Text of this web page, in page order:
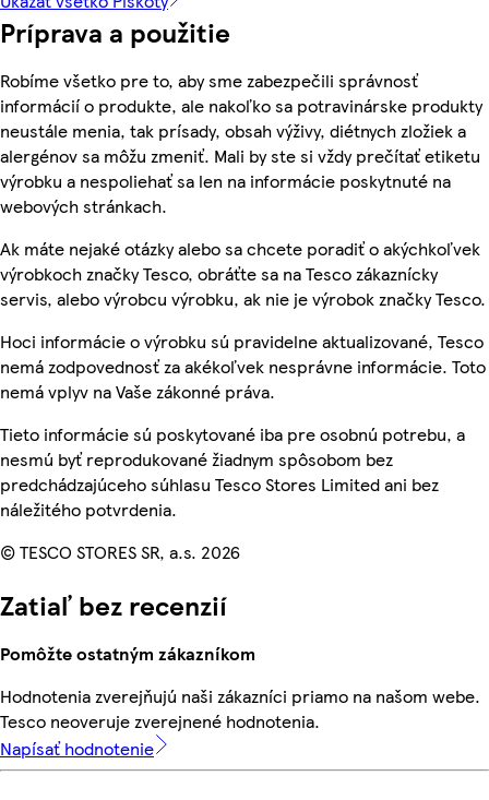
Príprava a použitie
Robíme všetko pre to, aby sme zabezpečili správnosť
informácií o produkte, ale nakoľko sa potravinárske produkty
neustále menia, tak prísady, obsah výživy, diétnych zložiek a
alergénov sa môžu zmeniť. Mali by ste si vždy prečítať etiketu
výrobku a nespoliehať sa len na informácie poskytnuté na
webových stránkach.
Ak máte nejaké otázky alebo sa chcete poradiť o akýchkoľvek
výrobkoch značky Tesco, obráťte sa na Tesco zákaznícky
servis, alebo výrobcu výrobku, ak nie je výrobok značky Tesco.
Hoci informácie o výrobku sú pravidelne aktualizované, Tesco
nemá zodpovednosť za akékoľvek nesprávne informácie. Toto
nemá vplyv na Vaše zákonné práva.
Tieto informácie sú poskytované iba pre osobnú potrebu, a
nesmú byť reprodukované žiadnym spôsobom bez
predchádzajúceho súhlasu Tesco Stores Limited ani bez
náležitého potvrdenia.
© TESCO STORES SR, a.s. 2026
Zatiaľ bez recenzií
Pomôžte ostatným zákazníkom
Hodnotenia zverejňujú naši zákazníci priamo na našom webe.
Tesco neoveruje zverejnené hodnotenia.
Napísať hodnotenie